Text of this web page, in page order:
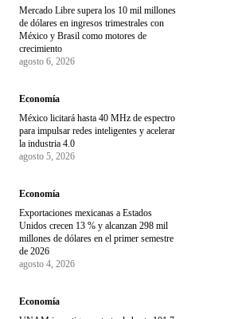
Mercado Libre supera los 10 mil millones
de dólares en ingresos trimestrales con
México y Brasil como motores de
crecimiento
agosto 6, 2026
Economía
México licitará hasta 40 MHz de espectro
para impulsar redes inteligentes y acelerar
la industria 4.0
agosto 5, 2026
Economía
Exportaciones mexicanas a Estados
Unidos crecen 13 % y alcanzan 298 mil
millones de dólares en el primer semestre
de 2026
agosto 4, 2026
Economía